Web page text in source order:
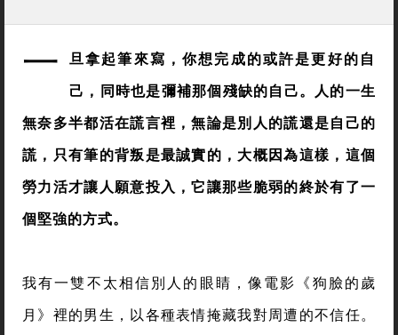
一 旦拿起筆來寫，你想完成的或許是更好的自
己，同時也是彌補那個殘缺的自己。人的一生
無奈多半都活在謊言裡，無論是別人的謊還是自己的
謊，只有筆的背叛是最誠實的，大概因為這樣，這個
勞力活才讓人願意投入，它讓那些脆弱的終於有了一
個堅強的方式。
我有一雙不太相信別人的眼睛，像電影《狗臉的歲
月》裡的男生，以各種表情掩藏我對周遭的不信任。